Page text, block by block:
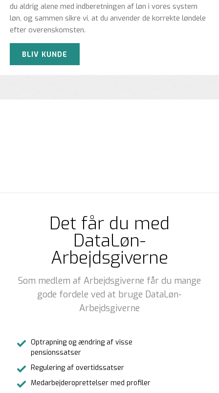
du aldrig alene med indberetningen af løn i vores system
løn, og sammen sikre vi, at du anvender de korrekte løndele
efter overenskomsten.
BLIV KUNDE
Det får du med
DataLøn-
Arbejdsgiverne
Som medlem af Arbejdsgiverne får du mange
gode fordele ved at bruge DataLøn-
Arbejdsgiverne
Optrapning og ændring af visse
pensionssatser
Regulering af overtidssatser
Medarbejderoprettelser med profiler